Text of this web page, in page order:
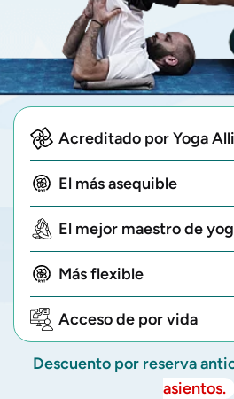
Acreditado por Yoga
El más asequible
El mejor maestro de
Más flexible
Acceso de por vida
Descuento por reserva
asientos.